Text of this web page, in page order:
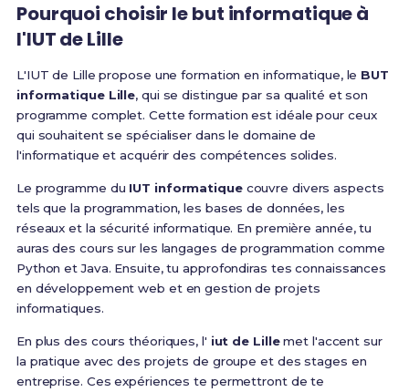
Pourquoi choisir le but informatique à
l'IUT de Lille
L'IUT de Lille propose une formation en informatique, le BUT
informatique Lille, qui se distingue par sa qualité et son
programme complet. Cette formation est idéale pour ceux
qui souhaitent se spécialiser dans le domaine de
l'informatique et acquérir des compétences solides.
Le programme du IUT informatiquecouvre divers aspects
tels que la programmation, les bases de données, les
réseaux et la sécurité informatique. En première année, tu
auras des cours sur les langages de programmation comme
Python et Java. Ensuite, tu approfondiras tes connaissances
en développement web et en gestion de projets
informatiques.
En plus des cours théoriques, l' iut de Lillemet l'accent sur
la pratique avec des projets de groupe et des stages en
entreprise. Ces expériences te permettront de te